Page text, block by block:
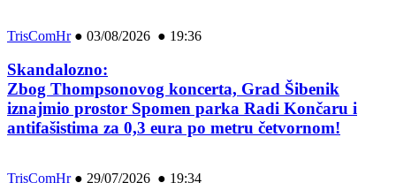
TrisComHr● 03/08/2026 ● 19:36
Skandalozno:
Zbog Thompsonovog koncerta, Grad Šibenik
iznajmio prostor Spomen parka Radi Končaru i
antifašistima za 0,3 eura po metru četvornom!
TrisComHr● 29/07/2026 ● 19:34